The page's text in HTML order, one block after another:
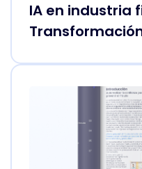
IA en industria